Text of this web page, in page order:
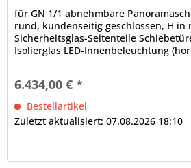
für GN 1/1 abnehmbare
rund, kundenseitig geschlossen, H in
Sicherheitsglas-Seitenteile
Isolierglas LED-Innenbeleuchtung
elektrische Verkabelung, im Rundrohr
6.434,00 € *
Bestellartikel
Zuletzt aktualisiert: 07.08.2026 18:10